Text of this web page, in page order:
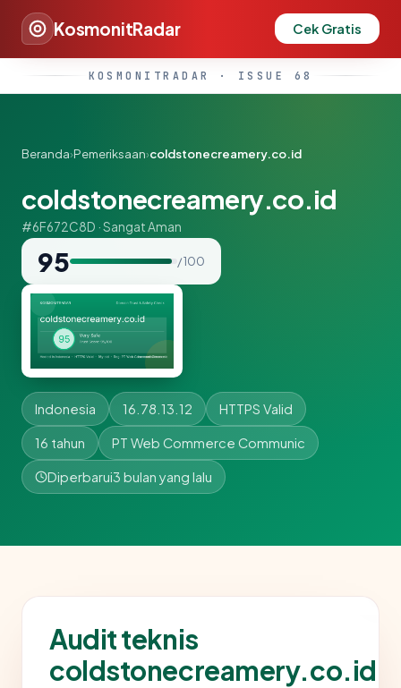
KosmonitRadar Cek Gratis
KOSMONITRADAR · ISSUE 68
Beranda›Pemeriksaan›coldstonecreamery.co.id
coldstonecreamery.co.id
#6F672C8D · Sangat Aman
95 / 100
Indonesia 16.78.13.12 HTTPS Valid
16 tahun PT Web Commerce Communic
Diperbarui3 bulan yang lalu
Audit teknis
coldstonecreamery.co.id